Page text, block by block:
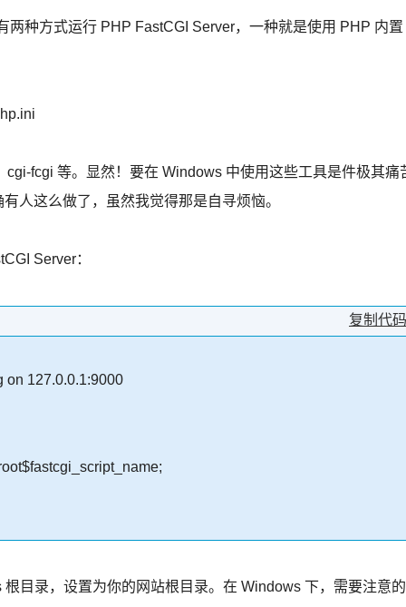
种方式运行 PHP FastCGI Server，一种就是使用 PHP 内置
fcgi 等。显然！要在 Windows 中使用这些工具是件极其痛
人这么做了，虽然我觉得那是自寻烦恼。
Server：
复制代码
on 127.0.0.1:9000
目录，设置为你的网站根目录。在 Windows 下，需要注意的